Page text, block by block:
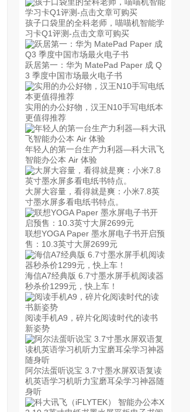
孩子口袋里的全科老师，喵喵机智能学
习卡Q1评测-点击文章可购买
跃居第一：华为 MatePad Paper 成 Q
3 季度中国市场最火电子书
实用的办公好物，汉王N10手写电纸本
更值得推荐
年轻人的第一台生产力利器—科大讯飞
智能办公本 Air 体验
大屏大容量，看得就是爽：小米7.8英
寸墨水屏多看电纸书特点。
联想YOGA Paper 墨水屏电子书开启预
售：10.3英寸大屏2699元
海信A7经典版 6.7寸墨水屏手机阅读器
秒杀价1299元，快上车！
阅读手机A9，碎片化阅读时代的读书
新姿势
阿尔法蛋听说宝 3.7寸墨水屏双语复读
机英语学习机听力宝磨耳朵学习神器随
身听